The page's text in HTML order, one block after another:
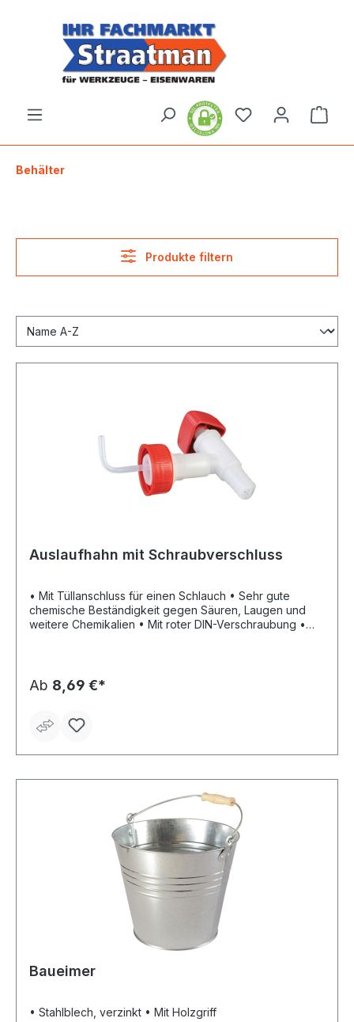
Behälter
Produkte filtern
Auslaufhahn mit Schraubverschluss
• Mit Tüllanschluss für einen Schlauch • Sehr gute
chemische Beständigkeit gegen Säuren, Laugen und
weitere Chemikalien • Mit roter DIN-Verschraubung •
Ab 8,69 €*
Baueimer
• Stahlblech, verzinkt • Mit Holzgriff